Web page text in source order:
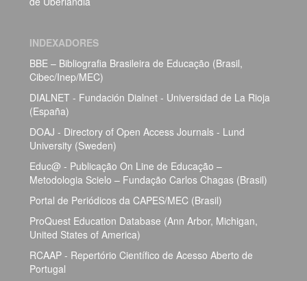
INDEXADORES
BBE – Bibliografia Brasileira de Educação (Brasil,
Cibec/Inep/MEC)
DIALNET - Fundación Dialnet - Universidad de La Rioja
(España)
DOAJ - Directory of Open Access Journals - Lund
University (Sweden)
Educ@ - Publicação On Line de Educação –
Metodologia Scielo – Fundação Carlos Chagas (Brasil)
Portal de Periódicos da CAPES/MEC (Brasil)
ProQuest Education Database (Ann Arbor, Michigan,
United States of America)
RCAAP - Repertório Científico de Acesso Aberto de
Portugal